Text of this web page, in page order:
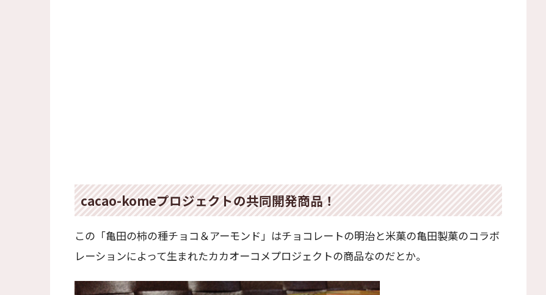
cacao-komeプロジェクトの共同開発商品！
この「亀田の柿の種チョコ＆アーモンド」はチョコレートの明治と米菓の亀田製菓のコラボ
レーションによって生まれたカカオーコメプロジェクトの商品なのだとか。